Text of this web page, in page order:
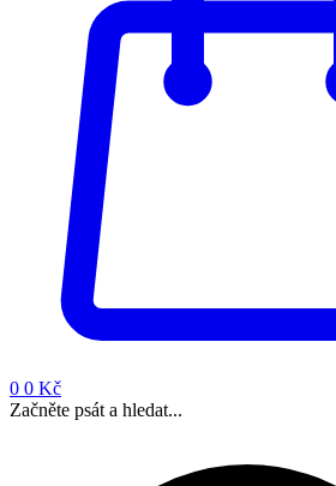
0 0 Kč
Začněte psát a hledat...